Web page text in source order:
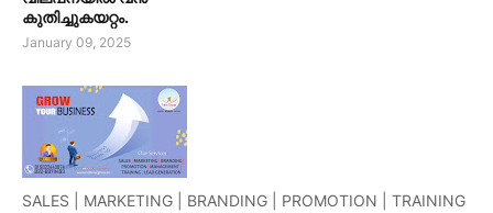
കുതിച്ചുകയറ്റം.
January 09, 2025
SALES | MARKETING | BRANDING | PROMOTION | TRAINING